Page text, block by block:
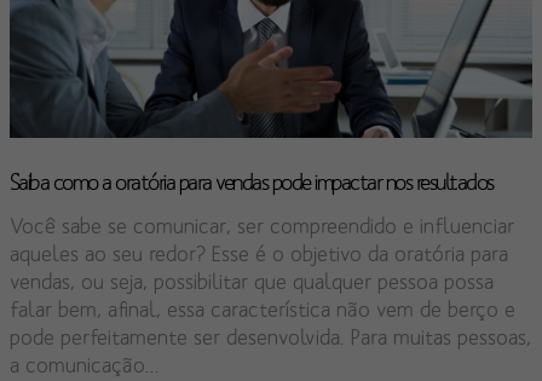
Saiba como a oratória para vendas pode impactar nos resultados
Você sabe se comunicar, ser compreendido e influenciar
aqueles ao seu redor? Esse é o objetivo da oratória para
vendas, ou seja, possibilitar que qualquer pessoa possa
falar bem, afinal, essa característica não vem de berço e
pode perfeitamente ser desenvolvida. Para muitas pessoas,
a comunicação...